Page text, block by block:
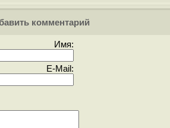
комментарий
Имя:
E-Mail: